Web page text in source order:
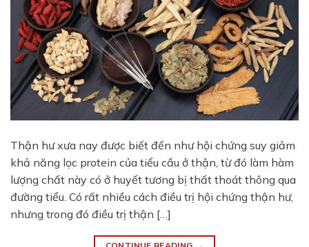
Thận hư xưa nay được biết đến như hội chứng suy giảm
khả năng lọc protein của tiểu cầu ở thận, từ đó làm hàm
lượng chất này có ở huyết tương bị thất thoát thông qua
đường tiểu. Có rất nhiều cách điều trị hội chứng thận hư,
nhưng trong đó điều trị thận […]